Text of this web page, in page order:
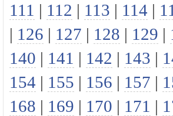
111 | 112 | 113 | 114 |
| 126 | 127 | 128 | 129 |
140 | 141 | 142 | 143 |
154 | 155 | 156 | 157 |
168 | 169 | 170 | 171 |